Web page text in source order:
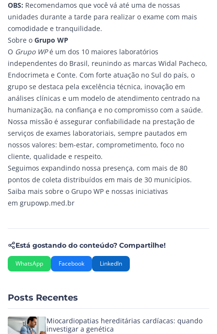
OBS: Recomendamos que você vá até uma de nossas
unidades durante a tarde para realizar o exame com mais
comodidade e tranquilidade.
Sobre o Grupo WP
O Grupo WPé um dos 10 maiores laboratórios
independentes do Brasil, reunindo as marcas Widal Pacheco,
Endocrimeta e Conte. Com forte atuação no Sul do país, o
grupo se destaca pela excelência técnica, inovação em
análises clínicas e um modelo de atendimento centrado na
humanização, na confiança e no compromisso com a saúde.
Nossa missão é assegurar confiabilidade na prestação de
serviços de exames laboratoriais, sempre pautados em
nossos valores: bem-estar, comprometimento, foco no
cliente, qualidade e respeito.
Seguimos expandindo nossa presença, com mais de 80
pontos de coleta distribuídos em mais de 30 municípios.
Saiba mais sobre o Grupo WP e nossas iniciativas
em grupowp.med.br
Está gostando do conteúdo? Compartilhe!
WhatsApp Facebook LinkedIn
Posts Recentes
Miocardiopatias hereditárias cardíacas: quando
investigar a genética